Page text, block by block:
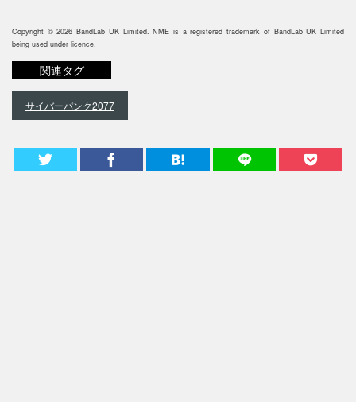
Copyright © 2026 BandLab UK Limited. NME is a registered trademark of BandLab UK Limited
being used under licence.
関連タグ
サイバーパンク2077